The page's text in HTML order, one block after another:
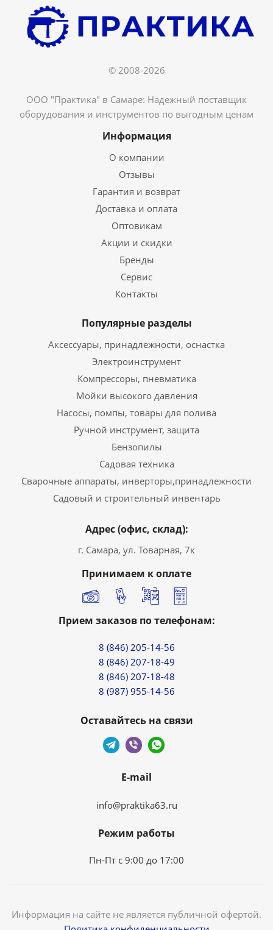
© 2008-2026
ООО "Практика" в Самаре: Надежный поставщик
оборудования и инструментов по выгодным ценам
Информация
О компании
Отзывы
Гарантия и возврат
Доставка и оплата
Оптовикам
Акции и скидки
Бренды
Сервис
Контакты
Популярные разделы
Аксессуары, принадлежности, оснастка
Электроинструмент
Компрессоры, пневматика
Мойки высокого давления
Насосы, помпы, товары для полива
Ручной инструмент, защита
Бензопилы
Садовая техника
Сварочные аппараты, инверторы,принадлежности
Садовый и строительный инвентарь
Адрес (офис, склад):
г. Самара, ул. Товарная, 7к
Принимаем к оплате
Прием заказов по телефонам:
8 (846) 205-14-56
8 (846) 207-18-49
8 (846) 207-18-48
8 (987) 955-14-56
Оставайтесь на связи
E-mail
info@praktika63.ru
Режим работы
Пн-Пт с 9:00 до 17:00
Информация на сайте не является публичной офертой.